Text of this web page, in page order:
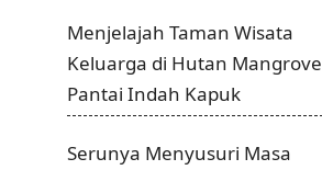
Menjelajah Taman Wisata
Keluarga di Hutan Mangrove
Pantai Indah Kapuk
Serunya Menyusuri Masa